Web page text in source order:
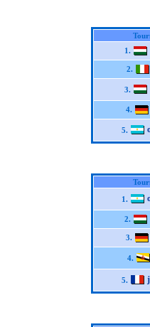
1.
2.
3.
4.
5.
1.
2.
3.
4.
5.